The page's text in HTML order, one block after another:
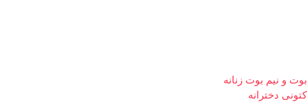
بوت و نیم بوت زنانه
کتونی دخترانه